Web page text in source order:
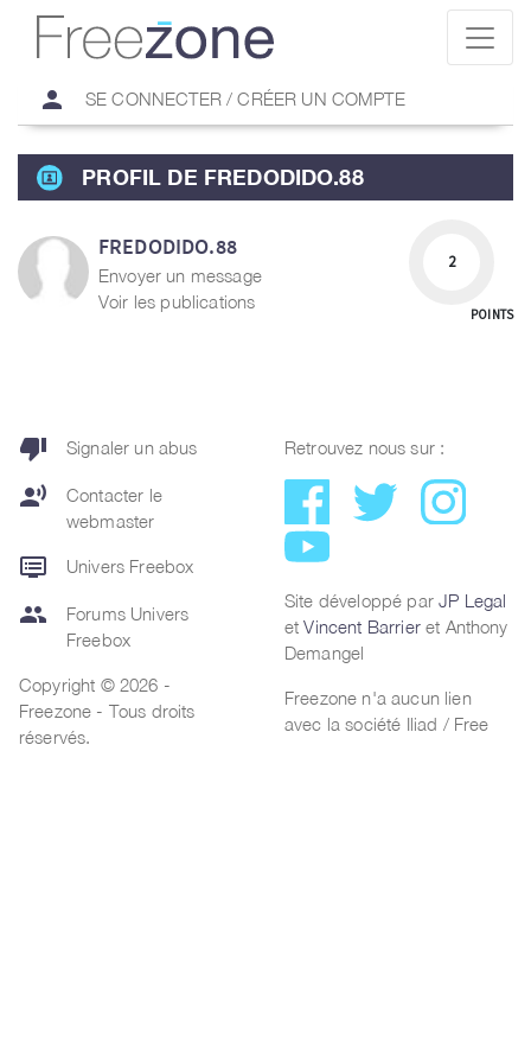
person SE CONNECTER / CRÉER UN COMPTE
PROFIL DE FREDODIDO.88
FREDODIDO.88
Envoyer un message
Voir les publications
2
POINTS
thumb_down Signaler un abus
record_voice_over
Contacter le
webmaster
dvr Univers Freebox
group
Forums Univers
Freebox
Copyright © 2026 -
Freezone - Tous droits
réservés.
Retrouvez nous sur :
Site développé parJP Legal
etVincent Barrieret Anthony
Demangel
Freezone n'a aucun lien
avec la société Iliad / Free